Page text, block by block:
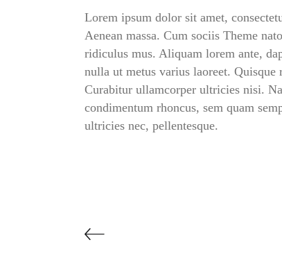
Lorem ipsum dolor sit amet,
Aenean massa. Cum sociis Theme
ridiculus mus. Aliquam lorem ante,
nulla ut metus varius laoreet.
Curabitur ullamcorper ultricies nisi.
condimentum rhoncus, sem quam
ultricies nec, pellentesque.